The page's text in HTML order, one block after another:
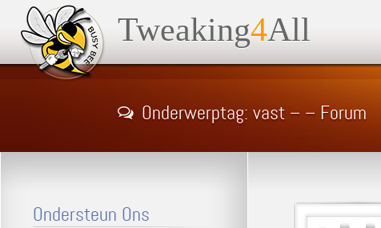
Tweaking4All
Onderwerptag: vast – – Forum
Ondersteun Ons